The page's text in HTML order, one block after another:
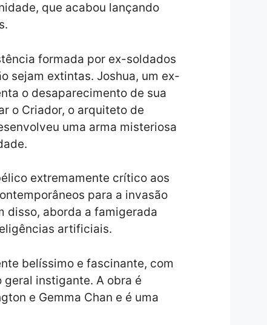
que acabou lançando
formada por ex-soldados
sejam extintas. Joshua, um ex-
o desaparecimento de sua
o Criador, o arquiteto de
uma arma misteriosa
extremamente crítico aos
para a invasão
disso, aborda a famigerada
artificiais.
belíssimo e fascinante, com
instigante. A obra é
e Gemma Chan e é uma